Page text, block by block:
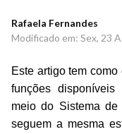
Rafaela Fernandes
Modificado em: Sex, 23
Este artigo tem
funções
meio do Sistema
seguem a mesma